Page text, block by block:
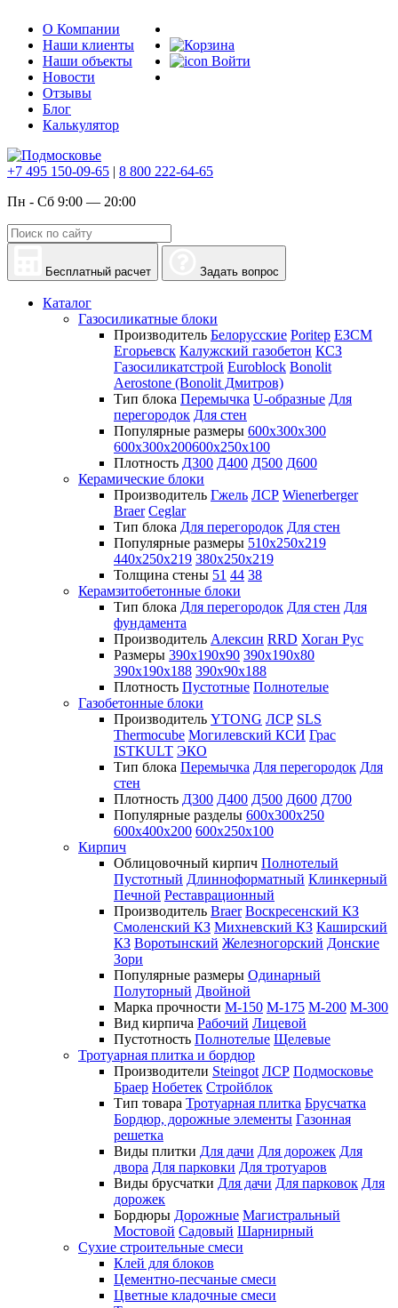
О Компании
Наши клиенты
Наши объекты
Новости
Отзывы
Блог
Калькулятор
Войти
+7 495 150-09-65 | 8 800 222-64-65
Пн - Сб 9:00 — 20:00
Бесплатный расчет Задать вопрос
Каталог
Газосиликатные блоки
Производитель Белорусские Poritep ЕЗСМ
Егорьевск Калужский газобетон КСЗ
Газосиликатстрой Euroblock Bonolit
Aerostone (Bonolit Дмитров)
Тип блока Перемычка U-образные Для
перегородок Для стен
Популярные размеры 600х300х300
600х300х200600х250х100
Плотность Д300 Д400 Д500 Д600
Керамические блоки
Производитель Гжель ЛСР Wienerberger
Braer Ceglar
Тип блока Для перегородок Для стен
Популярные размеры 510х250х219
440х250х219 380х250х219
Толщина стены 51 44 38
Керамзитобетонные блоки
Тип блока Для перегородок Для стен Для
фундамента
Производитель Алексин RRD Хоган Рус
Размеры 390х190х90 390х190х80
390х190х188 390х90х188
Плотность Пустотные Полнотелые
Газобетонные блоки
Производитель YTONG ЛСР SLS
Thermocube Могилевский КСИ Грас
ISTKULT ЭКО
Тип блока Перемычка Для перегородок Для
стен
Плотность Д300 Д400 Д500 Д600 Д700
Популярные разделы 600х300х250
600х400х200 600х250х100
Кирпич
Облицовочный кирпич Полнотелый
Пустотный Длинноформатный Клинкерный
Печной Реставрационный
Производитель Braer Воскресенский КЗ
Смоленский КЗ Михневский КЗ Каширский
КЗ Воротынский Железногорский Донские
Зори
Популярные размеры Одинарный
Полуторный Двойной
Марка прочности М-150 М-175 М-200 М-300
Вид кирпича Рабочий Лицевой
Пустотность Полнотелые Щелевые
Тротуарная плитка и бордюр
Производители Steingot ЛСР Подмосковье
Браер Нобетек Стройблок
Тип товара Тротуарная плитка Брусчатка
Бордюр, дорожные элементы Газонная
решетка
Виды плитки Для дачи Для дорожек Для
двора Для парковки Для тротуаров
Виды брусчатки Для дачи Для парковок Для
дорожек
Бордюры Дорожные Магистральный
Мостовой Садовый Шарнирный
Сухие строительные смеси
Клей для блоков
Цементно-песчаные смеси
Цветные кладочные смеси